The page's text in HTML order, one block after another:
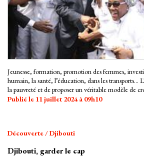
Jeunesse, formation, promotion des femmes,
humain, la santé, l’éducation, dans les transports…
la pauvreté et de proposer un véritable modèle de
Publié le 11 juillet 2024 à 09h10
Découverte / Djibouti
Djibouti, garder le cap